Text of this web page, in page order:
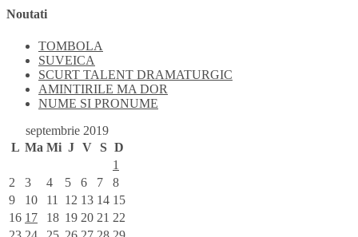
Noutati
TOMBOLA
SUVEICA
SCURT TALENT DRAMATURGIC
AMINTIRILE MA DOR
NUME SI PRONUME
septembrie 2019
L Ma Mi J V S D
1
2
3 4 5 6 7
8
9
10 11 12 13 14 15
16 17 18 19 20 21 22